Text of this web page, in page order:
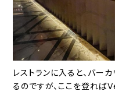
レストランに入ると、バー
るのですが、ここを登れば